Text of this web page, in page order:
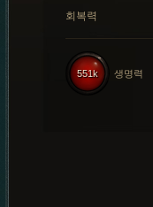
회복력
551k 생명력